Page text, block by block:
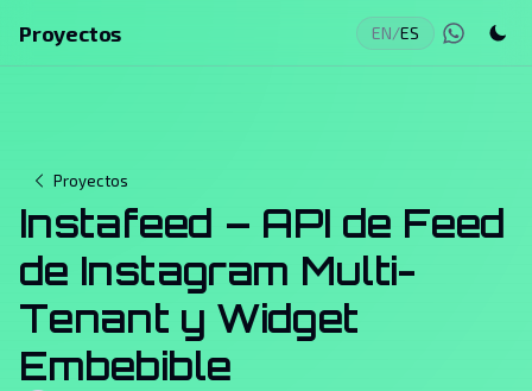
Proyectos EN/ES
Proyectos
Instafeed – API de Feed
de Instagram Multi-
Tenant y Widget
Embebible